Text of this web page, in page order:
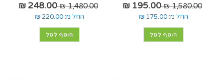
1,580.00 ₪
195.00 ₪
החל מ: 175.00 ₪
הוסף לסל
1,480.00 ₪
248.00 ₪
החל מ: 220.00 ₪
הוסף לסל